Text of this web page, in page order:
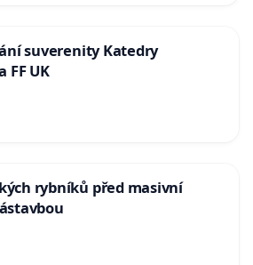
suverenity Katedry
FF UK
rybníků před masivní